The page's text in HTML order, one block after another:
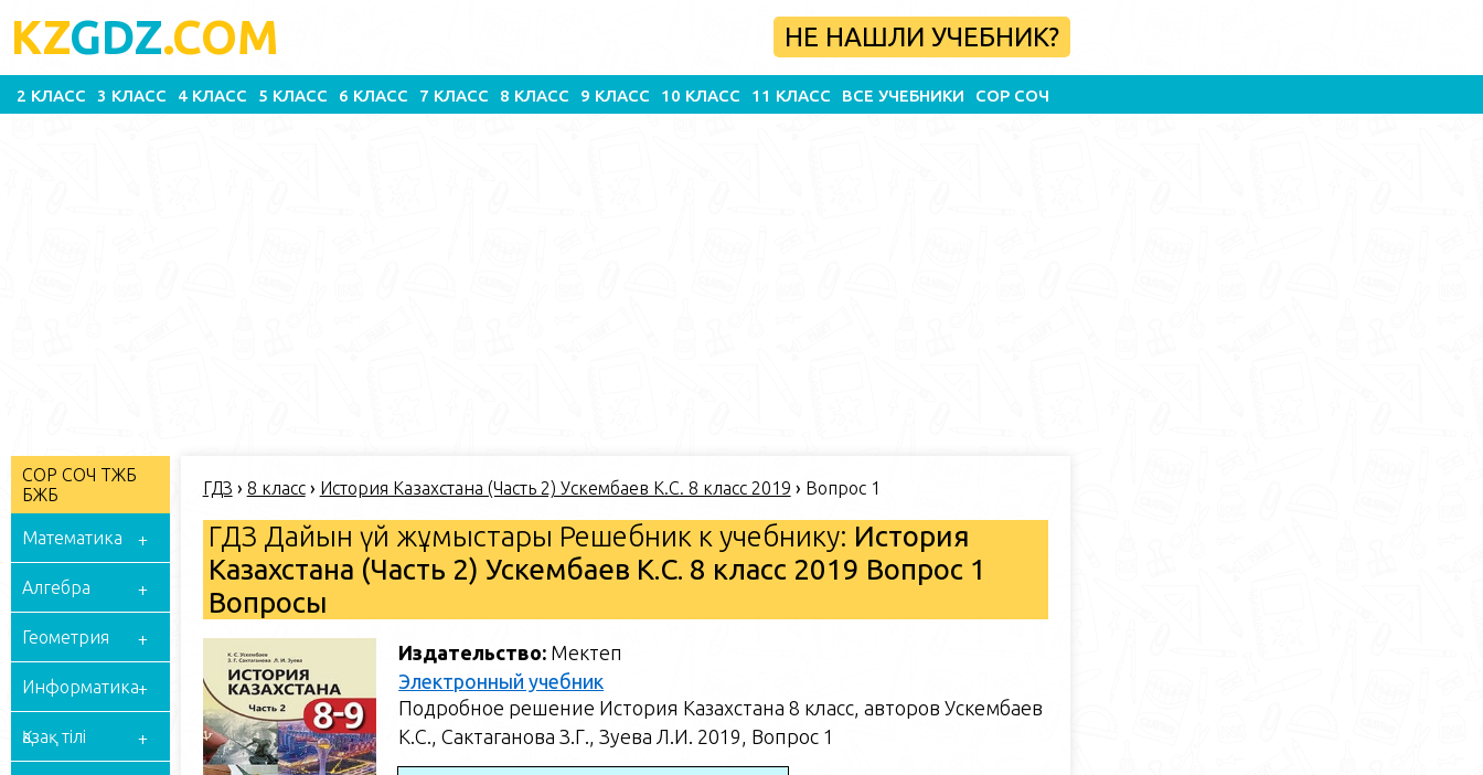
KZGDZ.COM НЕ НАШЛИ УЧЕБНИК?
2 КЛАСС 3 КЛАСС 4 КЛАСС 5 КЛАСС 6 КЛАСС 7 КЛАСС 8 КЛАСС 9 КЛАСС 10 КЛАСС 11 КЛАСС ВСЕ УЧЕБНИКИ СОР СОЧ
СОР СОЧ ТЖБ
БЖБ
Математика
Алгебра
Геометрия
Информатика
Қазақ тілі
ГДЗ › 8 класс› История Казахстана (Часть 2) Ускембаев К.С. 8 класс 2019 › Вопрос 1
ГДЗ Дайын үй жұмыстары Решебник к учебнику: История
Казахстана (Часть 2) Ускембаев К.С. 8 класс 2019 Вопрос 1
Вопросы
Издательство: Мектеп
Электронный учебник
Подробное решение История Казахстана 8 класс, авторов Ускембаев
К.С., Сактаганова З.Г., Зуева Л.И. 2019, Вопрос 1